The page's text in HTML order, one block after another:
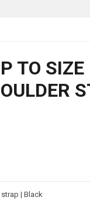
TO
| Black